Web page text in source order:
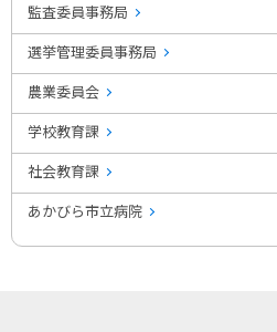
監査委員事務局
選挙管理委員事務局
農業委員会
学校教育課
社会教育課
あかびら市立病院